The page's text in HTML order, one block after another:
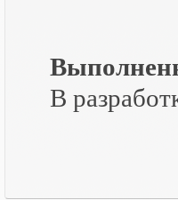
В